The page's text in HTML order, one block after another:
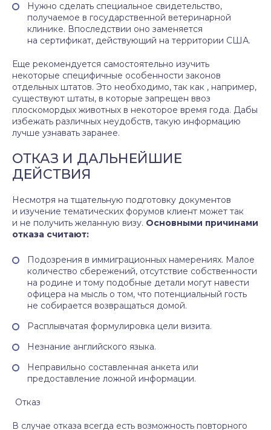
Нужно сделать специальное свидетельство,
получаемое в государственной ветеринарной
клинике. Впоследствии оно заменяется
на сертификат, действующий на территории США.
Еще рекомендуется самостоятельно изучить
некоторые специфичные особенности законов
отдельных штатов. Это необходимо, так как , например,
существуют штаты, в которые запрещен ввоз
плоскомордых животных в некоторое время года. Дабы
избежать различных неудобств, такую информацию
лучше узнавать заранее.
ОТКАЗ И ДАЛЬНЕЙШИЕ
ДЕЙСТВИЯ
Несмотря на тщательную подготовку документов
и изучение тематических форумов клиент может так
и не получить желанную визу. Основными причинами
отказа считают:
Подозрения в иммиграционных намерениях. Малое
количество сбережений, отсутствие собственности
на родине и тому подобные детали могут навести
офицера на мысль о том, что потенциальный гость
не собирается возвращаться домой.
Расплывчатая формулировка цели визита.
Незнание английского языка.
Неправильно составленная анкета или
предоставление ложной информации.
Отказ
В случае отказа всегда есть возможность повторного